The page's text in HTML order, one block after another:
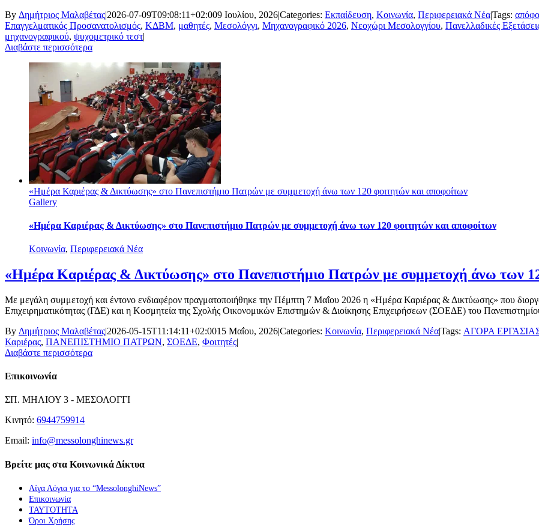
By Δημήτριος Μαλαβέτας|2026-07-09T09:08:11+02:009 Ιουλίου, 2026|Categories: Εκπαίδευση, Κοινωνία, Περιφερειακά Νέα|Tags:
Επαγγελματικός Προσανατολισμός, ΚΔΒΜ, μαθητές, Μεσολόγγι, Μηχανογραφικό 2026, Νεοχώρι Μεσολογγίου, Πανελλαδικές
μηχανογραφικού, ψυχομετρικό τεστ|
Διαβάστε περισσότερα
«Ημέρα Καριέρας & Δικτύωσης» στο Πανεπιστήμιο Πατρών με συμμετοχή άνω των 120 φοιτητών και αποφοίτων
Gallery
«Ημέρα Καριέρας & Δικτύωσης» στο Πανεπιστήμιο Πατρών με συμμετοχή άνω των 120 φοιτητών και αποφοίτων
Κοινωνία, Περιφερειακά Νέα
«Ημέρα Καριέρας & Δικτύωσης» στο Πανεπιστήμιο Πατρών με συμμετοχή άνω των
Με μεγάλη συμμετοχή και έντονο ενδιαφέρον πραγματοποιήθηκε την Πέμπτη 7 Μαΐου 2026 η «Ημέρα Καριέρας & Δικτύωσης» που
Επιχειρηματικότητας (ΓΔΕ) και η Κοσμητεία της Σχολής Οικονομικών Επιστημών & Διοίκησης Επιχειρήσεων (ΣΟΕΔΕ) του
By Δημήτριος Μαλαβέτας|2026-05-15T11:14:11+02:0015 Μαΐου, 2026|Categories: Κοινωνία, Περιφερειακά Νέα|Tags: ΑΓΟΡΑ
Καριέρας, ΠΑΝΕΠΙΣΤΗΜΙΟ ΠΑΤΡΩΝ, ΣΟΕΔΕ, Φοιτητές|
Διαβάστε περισσότερα
Επικοινωνία
ΣΠ. ΜΗΛΙΟΥ 3 - ΜΕΣΟΛΟΓΓΙ
Κινητό: 6944759914
Email: info@messolonghinews.gr
Βρείτε μας στα Κοινωνικά Δίκτυα
Λίγα Λόγια για το “MessolonghiNews”
Επικοινωνία
ΤΑΥΤΟΤΗΤΑ
Όροι Χρήσης